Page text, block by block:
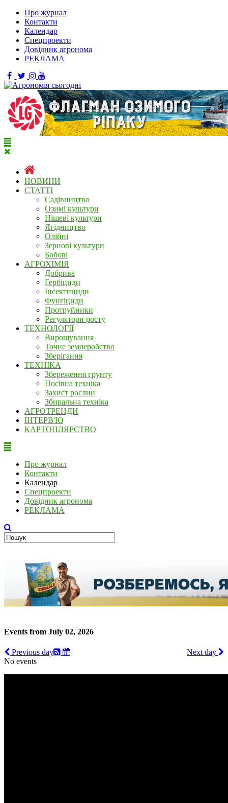
Про журнал
Контакти
Календар
Спецпроекти
Довідник агронома
РЕКЛАМА
НОВИНИ
СТАТТІ
Садівництво
Озимі культури
Нішеві культури
Ягідництво
Олійні
Зернові культури
Бобові
АГРОХІМІЯ
Добрива
Гербіциди
Інсектициди
Фунгіциди
Протруйники
Регулятори росту
ТЕХНОЛОГІЇ
Вирощування
Точне землеробство
Зберігання
ТЕХНІКА
Збереження грунту
Посівна техніка
Захист рослин
Збиральна техніка
АГРОТРЕНДИ
ІНТЕРВ'Ю
КАРТОПЛЯРСТВО
Про журнал
Контакти
Календар
Спецпроекти
Довідник агронома
РЕКЛАМА
Events from July 02, 2026
Previous day
Next day
No events